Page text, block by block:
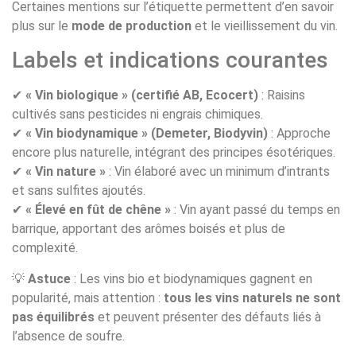
Certaines mentions sur l’étiquette permettent d’en savoir
plus sur le mode de production et le vieillissement du vin.
Labels et indications courantes
✔ « Vin biologique » (certifié AB, Ecocert) : Raisins
cultivés sans pesticides ni engrais chimiques.
✔ « Vin biodynamique » (Demeter, Biodyvin) : Approche
encore plus naturelle, intégrant des principes ésotériques.
✔ « Vin nature » : Vin élaboré avec un minimum d’intrants
et sans sulfites ajoutés.
✔ « Élevé en fût de chêne » : Vin ayant passé du temps en
barrique, apportant des arômes boisés et plus de
complexité.
💡 Astuce : Les vins bio et biodynamiques gagnent en
popularité, mais attention : tous les vins naturels ne sont
pas équilibrés et peuvent présenter des défauts liés à
l’absence de soufre.